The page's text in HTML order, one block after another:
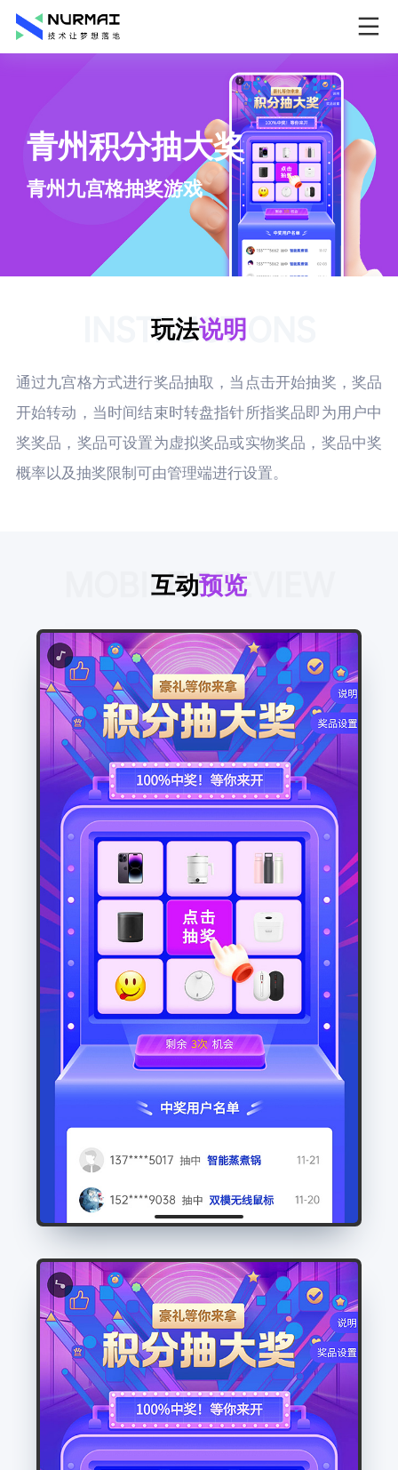
青州积分抽大奖
青州九宫格抽奖游戏
玩法说明
INSTRUCTIONS
通过九宫格方式进行奖品抽取，当点击开始抽奖，奖品
开始转动，当时间结束时转盘指针所指奖品即为用户中
奖奖品，奖品可设置为虚拟奖品或实物奖品，奖品中奖
概率以及抽奖限制可由管理端进行设置。
互动预览
MOBILE PREVIEW